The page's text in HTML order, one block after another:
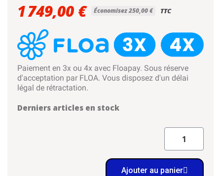
1 749,00 € Économisez 250,00 € TTC
Paiement en 3x ou 4x avec Floapay. Sous réserve
d'acceptation par FLOA. Vous disposez d'un délai
légal de rétractation.
Derniers articles en stock
Ajouter au panier